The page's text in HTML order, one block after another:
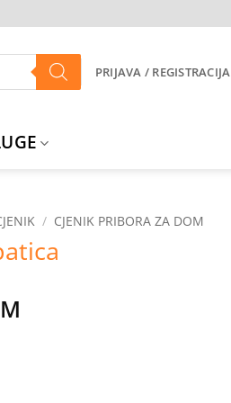
PRIJAVA / REGISTRACIJA
/ CJENIK PRIBORA ZA DOM